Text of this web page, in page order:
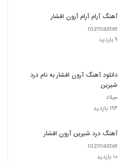
آهنگ آرام آرام آرون افشار
rozmaster
۹ بازدید
دانلود آهنگ آرون افشار به نام درد
شیرین
میلاد
۱۹۴ بازدید
آهنگ درد شیرین آرون افشار
rozmaster
۱۰ بازدید